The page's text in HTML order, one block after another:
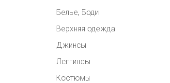
Белье, Боди
Верхняя одежда
Джинсы
Леггинсы
Костюмы